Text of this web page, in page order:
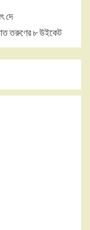
দে
তরুণের ৮ উইকেট